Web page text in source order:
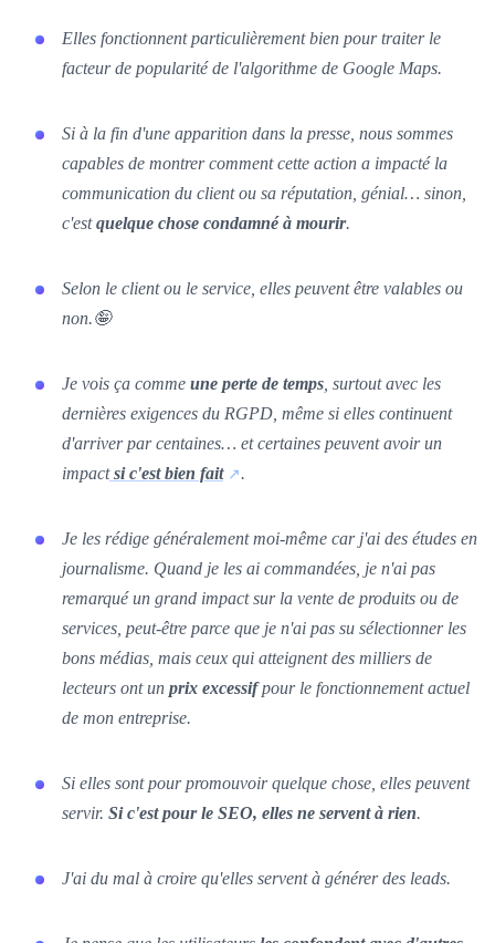
Elles fonctionnent particulièrement bien pour traiter le
facteur de popularité de l'algorithme de Google Maps.
Si à la fin d'une apparition dans la presse, nous sommes
capables de montrer comment cette action a impacté la
communication du client ou sa réputation, génial… sinon,
c'estquelque chose condamné à mourir.
Selon le client ou le service, elles peuvent être valables ou
non.🤪
Je vois ça comme une perte de temps , surtout avec les
dernières exigences du RGPD, même si elles continuent
d'arriver par centaines… et certaines peuvent avoir un
impact si c'est bien fait .
Je les rédige généralement moi-même car j'ai des études en
journalisme. Quand je les ai commandées, je n'ai pas
remarqué un grand impact sur la vente de produits ou de
services, peut-être parce que je n'ai pas su sélectionner les
bons médias, mais ceux qui atteignent des milliers de
lecteurs ont un prix excessifpour le fonctionnement actuel
de mon entreprise.
Si elles sont pour promouvoir quelque chose, elles peuvent
servir. Si c'est pour le SEO, elles ne servent à rien.
J'ai du mal à croire qu'elles servent à générer des leads.